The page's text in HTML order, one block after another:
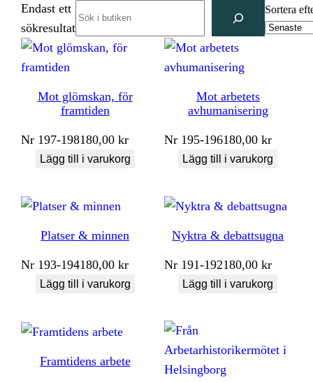
Endast ett
sökresultat
Sortera
Mot glömskan, för
framtiden
Nr 197-198180,00kr
Lägg till i varukorg
Mot arbetets
avhumanisering
Nr 195-196180,00kr
Lägg till i varukorg
Platser & minnen
Nr 193-194180,00kr
Lägg till i varukorg
Nyktra & debattsugna
Nr 191-192180,00kr
Lägg till i varukorg
Framtidens arbete